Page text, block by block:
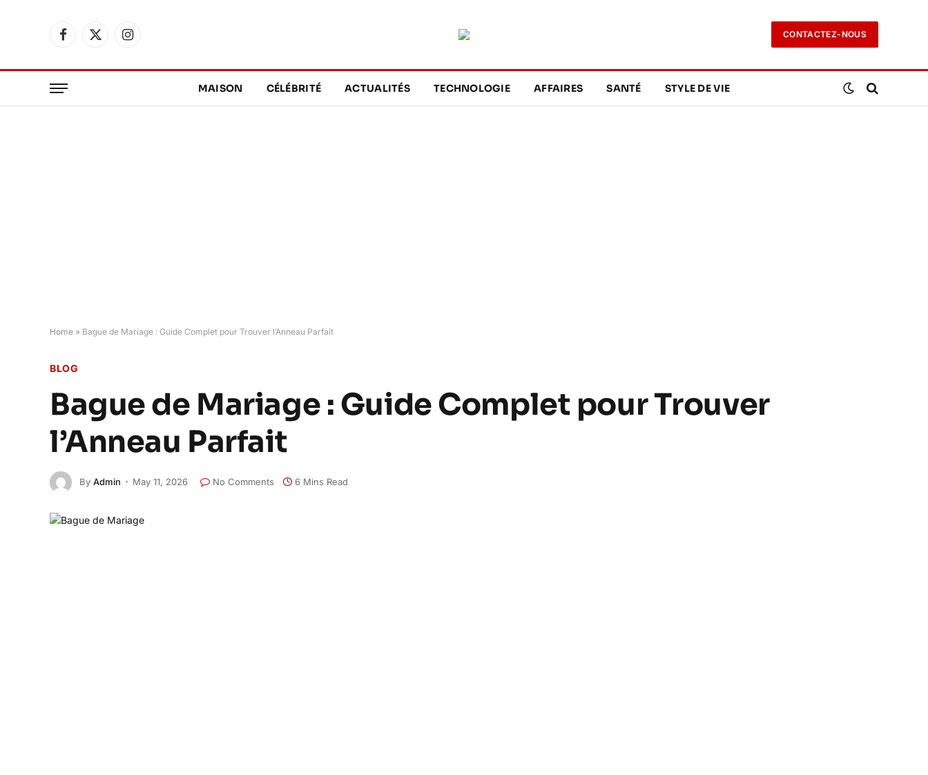
Facebook
X
Instagram
CONTACTEZ-NOUS
MAISON CÉLÉBRITÉ ACTUALITÉS TECHNOLOGIE AFFAIRES SANTÉ STYLE DE VIE
Home » Bague de Mariage : Guide Complet pour Trouver l’Anneau Parfait
BLOG
Bague de Mariage : Guide Complet pour Trouver
l’Anneau Parfait
By Admin May 11, 2026 No Comments 6 Mins Read